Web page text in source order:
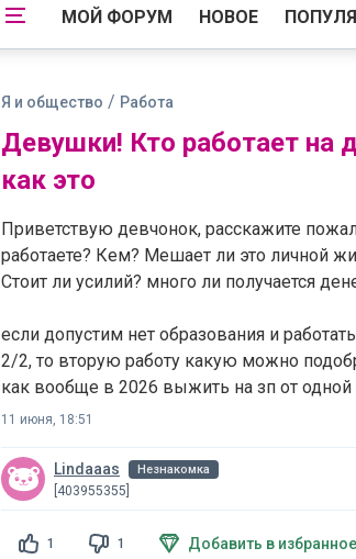
МОЙ ФОРУМ НОВОЕ
Я и общество / Работа
Девушки! Кто работает на
как это
Приветствую девчонок, расскажите
работаете? Кем? Мешает ли это личной
Стоит ли усилий? много ли получается
если допустим нет образования и
2/2, то вторую работу какую можно
как вообще в 2026 выжить на зп от
11 июня, 18:51
Lindaaas Незнакомка
[403955355]
1 1 Добавить в избранное